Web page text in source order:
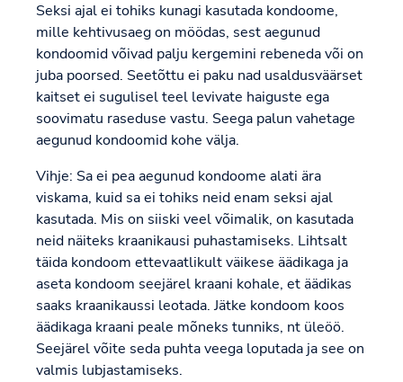
Seksi ajal ei tohiks kunagi kasutada kondoome,
mille kehtivusaeg on möödas, sest aegunud
kondoomid võivad palju kergemini rebeneda või on
juba poorsed. Seetõttu ei paku nad usaldusväärset
kaitset ei sugulisel teel levivate haiguste ega
soovimatu raseduse vastu. Seega palun vahetage
aegunud kondoomid kohe välja.
Vihje: Sa ei pea aegunud kondoome alati ära
viskama, kuid sa ei tohiks neid enam seksi ajal
kasutada. Mis on siiski veel võimalik, on kasutada
neid näiteks kraanikausi puhastamiseks. Lihtsalt
täida kondoom ettevaatlikult väikese äädikaga ja
aseta kondoom seejärel kraani kohale, et äädikas
saaks kraanikaussi leotada. Jätke kondoom koos
äädikaga kraani peale mõneks tunniks, nt üleöö.
Seejärel võite seda puhta veega loputada ja see on
valmis lubjastamiseks.